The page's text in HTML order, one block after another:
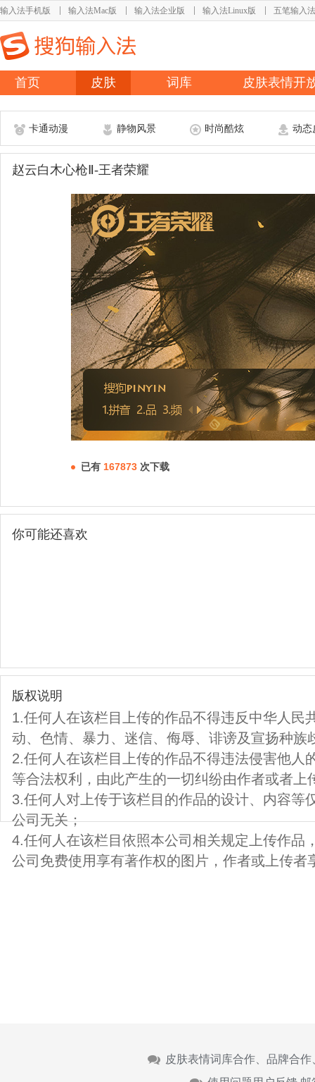
输入法手机版 输入法Mac版 输入法企业版 输入法Linux版 五笔输入法
首页 皮肤 词库 皮肤表情开
卡通动漫 静物风景 时尚酷炫 动态
赵云白木心枪Ⅱ-王者荣耀
已有 167873 次下载
你可能还喜欢
版权说明
1.任何人在该栏目上传的作品不得违反中华人民
动、色情、暴力、迷信、侮辱、诽谤及宣扬种族
2.任何人在该栏目上传的作品不得违法侵害他人
等合法权利，由此产生的一切纠纷由作者或者上
3.任何人对上传于该栏目的作品的设计、内容等
公司无关；
4.任何人在该栏目依照本公司相关规定上传作品
公司免费使用享有著作权的图片，作者或上传者
皮肤表情词库合作、品牌合